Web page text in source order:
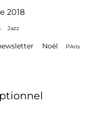
2018
Jazz
Noël PAris